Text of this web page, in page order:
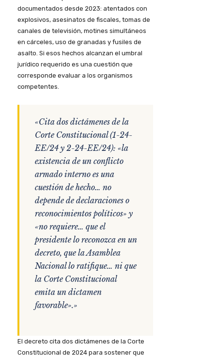
documentados desde 2023: atentados con
explosivos, asesinatos de fiscales, tomas de
canales de televisión, motines simultáneos
en cárceles, uso de granadas y fusiles de
asalto. Si esos hechos alcanzan el umbral
jurídico requerido es una cuestión que
corresponde evaluar a los organismos
competentes.
«Cita dos dictámenes de la
Corte Constitucional (1-24-
EE/24 y 2-24-EE/24): «la
existencia de un conflicto
armado interno es una
cuestión de hecho… no
depende de declaraciones o
reconocimientos políticos» y
«no requiere… que el
presidente lo reconozca en un
decreto, que la Asamblea
Nacional lo ratifique… ni que
la Corte Constitucional
emita un dictamen
favorable».»
El decreto cita dos dictámenes de la Corte
Constitucional de 2024 para sostener que